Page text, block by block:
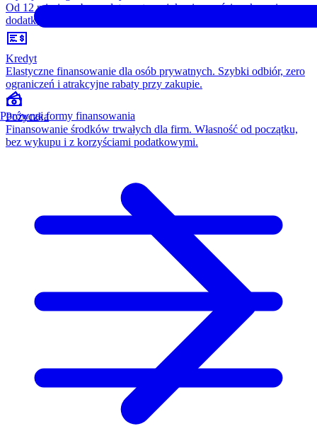
Od 12 miesięcy, bez opłaty wstępnej, konieczności wykupu i
dodatkowych kosztów. Wszystko w cenie raty.
Kredyt
Elastyczne finansowanie dla osób prywatnych. Szybki odbiór, zero
ograniczeń i atrakcyjne rabaty przy zakupie.
Pożyczka
Finansowanie środków trwałych dla firm. Własność od początku,
bez wykupu i z korzyściami podatkowymi.
Porównaj formy finansowania